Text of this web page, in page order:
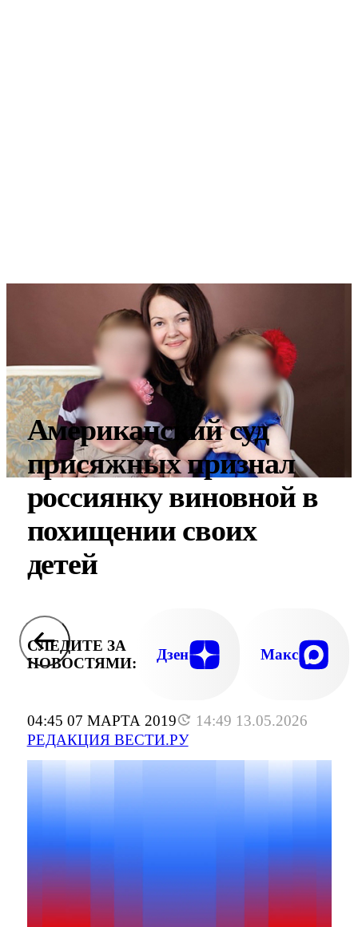
04:45 07 МАРТА 2019
14:49 13.05.2026
РЕДАКЦИЯ ВЕСТИ.РУ
Американский суд
присяжных признал
россиянку виновной в
похищении своих
детей
СЛЕДИТЕ ЗА
НОВОСТЯМИ:
Дзен Макс